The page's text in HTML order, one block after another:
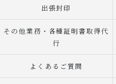
出張封印
その他業務・各種証明書取得代
行
よくあるご質問